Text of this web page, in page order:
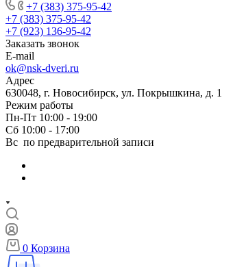
+7 (383) 375-95-42
+7 (383) 375-95-42
+7 (923) 136-95-42
Заказать звонок
E-mail
ok@nsk-dveri.ru
Адрес
630048, г. Новосибирск, ул. Покрышкина, д. 1
Режим работы
Пн-Пт 10:00 - 19:00
Сб 10:00 - 17:00
Вс по предварительной записи
0 Корзина